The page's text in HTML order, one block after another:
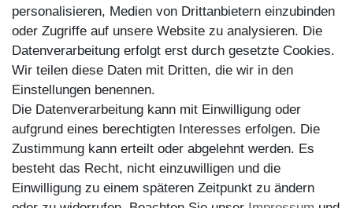
Zahlungsarten
personalisieren, Medien von Drittanbietern einzubinden
oder Zugriffe auf unsere Website zu analysieren. Die
Datenverarbeitung erfolgt erst durch gesetzte Cookies.
Wir teilen diese Daten mit Dritten, die wir in den
Einstellungen benennen.
Die Datenverarbeitung kann mit Einwilligung oder
aufgrund eines berechtigten Interesses erfolgen. Die
Zustimmung kann erteilt oder abgelehnt werden. Es
besteht das Recht, nicht einzuwilligen und die
Einwilligung zu einem späteren Zeitpunkt zu ändern